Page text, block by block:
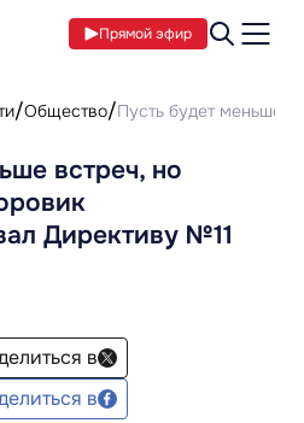
Прямой эфир
Общество Пусть будет меньше
встреч, но
Директиву №11
в
в